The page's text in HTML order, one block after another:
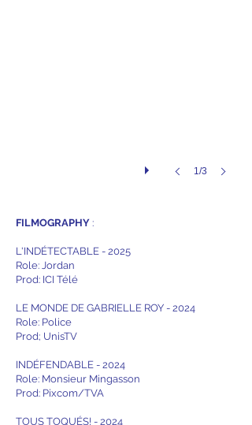
1/3
FILMOGRAPHY :
L'INDÉTECTABLE - 2025
Role: Jordan
Prod: ICI Télé
LE MONDE DE GABRIELLE ROY - 2024
Role: Police
Prod; UnisTV
INDÉFENDABLE - 2024
Role: Monsieur Mingasson
Prod: Pixcom/TVA
TOUS TOQUÉS! - 2024